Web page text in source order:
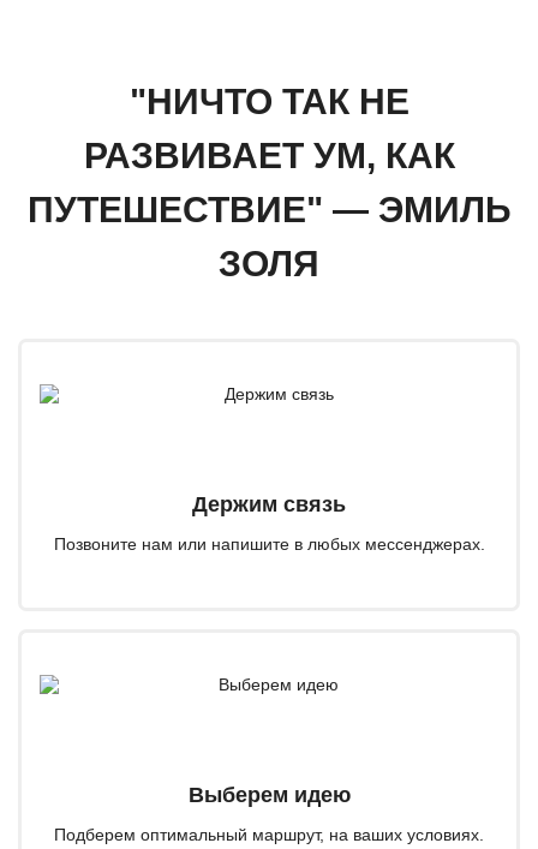
"НИЧТО ТАК НЕ
РАЗВИВАЕТ УМ, КАК
ПУТЕШЕСТВИЕ" — ЭМИЛЬ
ЗОЛЯ
Держим связь
Позвоните нам или напишите в любых мессенджерах.
Выберем идею
Подберем оптимальный маршрут, на ваших условиях.